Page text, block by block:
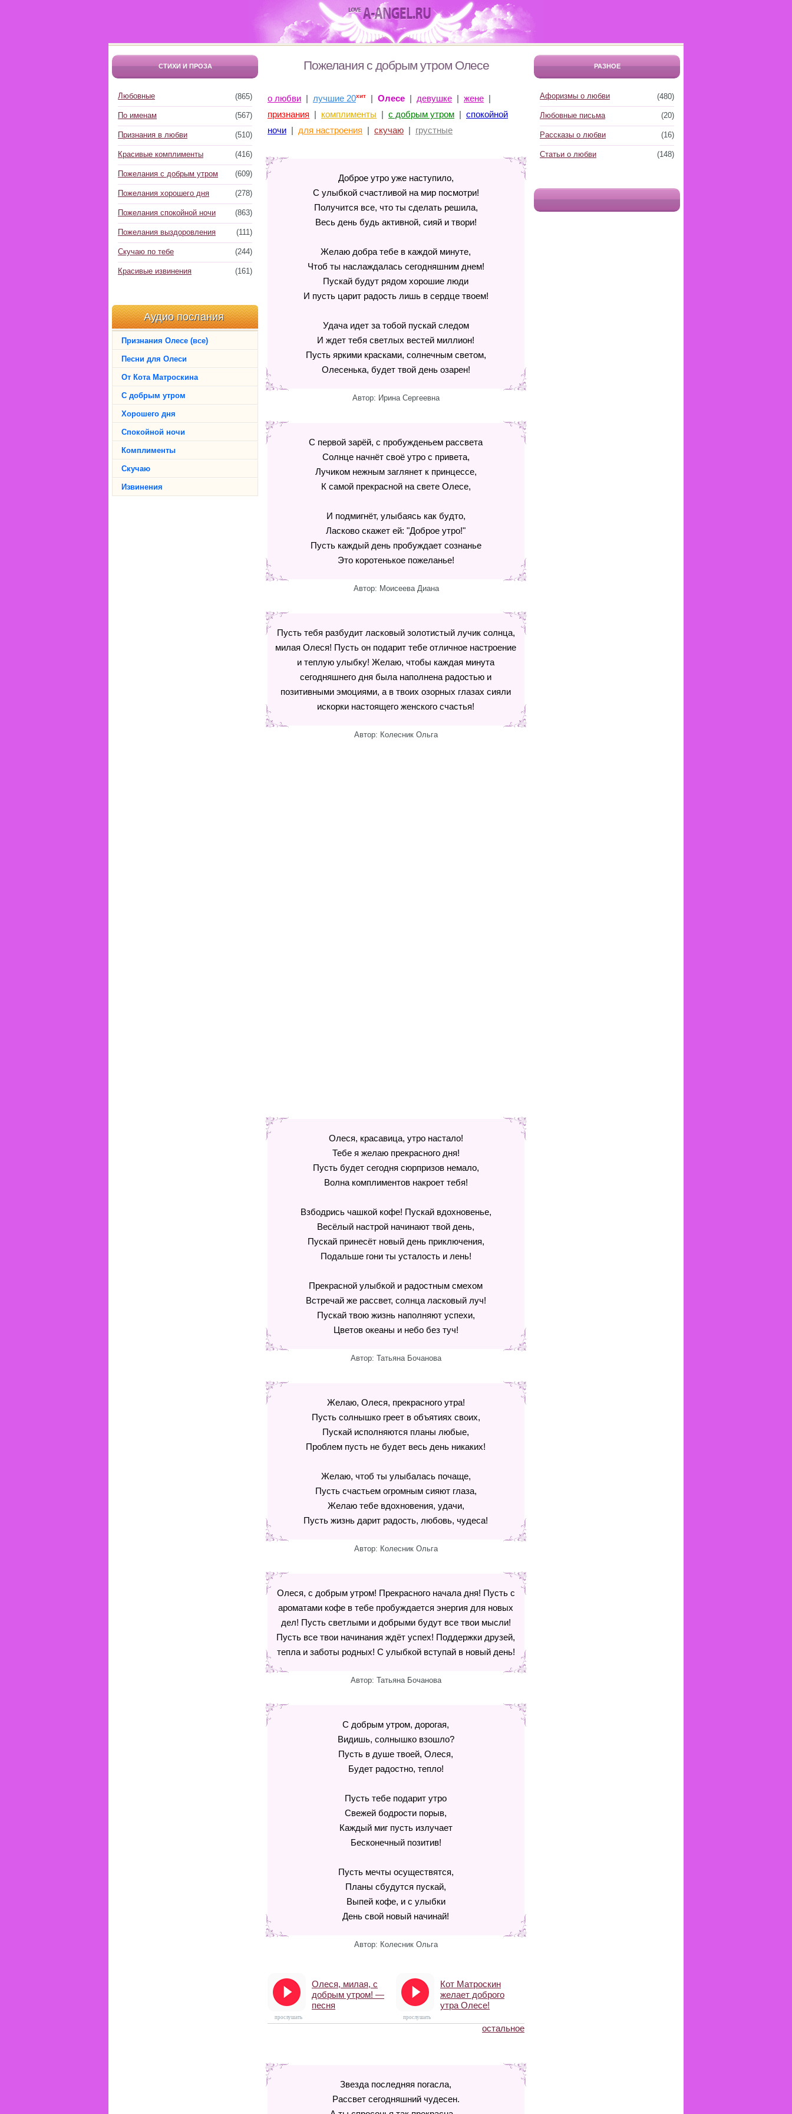
Пожелания с добрым утром Олесе
о любви | лучшие 20хит | Олесе | девушке | жене |
признания | комплименты | с добрым утром | спокойной
ночи | для настроения | скучаю | грустные
Доброе утро уже наступило,
С улыбкой счастливой на мир посмотри!
Получится все, что ты сделать решила,
Весь день будь активной, сияй и твори!
Желаю добра тебе в каждой минуте,
Чтоб ты наслаждалась сегодняшним днем!
Пускай будут рядом хорошие люди
И пусть царит радость лишь в сердце твоем!
Удача идет за тобой пускай следом
И ждет тебя светлых вестей миллион!
Пусть яркими красками, солнечным светом,
Олесенька, будет твой день озарен!
Автор: Ирина Сергеевна
С первой зарёй, с пробужденьем рассвета
Солнце начнёт своё утро с привета,
Лучиком нежным заглянет к принцессе,
К самой прекрасной на свете Олесе,
И подмигнёт, улыбаясь как будто,
Ласково скажет ей: "Доброе утро!"
Пусть каждый день пробуждает сознанье
Это коротенькое пожеланье!
Автор: Моисеева Диана
Пусть тебя разбудит ласковый золотистый лучик солнца,
милая Олеся! Пусть он подарит тебе отличное настроение
и теплую улыбку! Желаю, чтобы каждая минута
сегодняшнего дня была наполнена радостью и
позитивными эмоциями, а в твоих озорных глазах сияли
искорки настоящего женского счастья!
Автор: Колесник Ольга
Олеся, красавица, утро настало!
Тебе я желаю прекрасного дня!
Пусть будет сегодня сюрпризов немало,
Волна комплиментов накроет тебя!
Взбодрись чашкой кофе! Пускай вдохновенье,
Весёлый настрой начинают твой день,
Пускай принесёт новый день приключения,
Подальше гони ты усталость и лень!
Прекрасной улыбкой и радостным смехом
Встречай же рассвет, солнца ласковый луч!
Пускай твою жизнь наполняют успехи,
Цветов океаны и небо без туч!
Автор: Татьяна Бочанова
Желаю, Олеся, прекрасного утра!
Пусть солнышко греет в объятиях своих,
Пускай исполняются планы любые,
Проблем пусть не будет весь день никаких!
Желаю, чтоб ты улыбалась почаще,
Пусть счастьем огромным сияют глаза,
Желаю тебе вдохновения, удачи,
Пусть жизнь дарит радость, любовь, чудеса!
Автор: Колесник Ольга
Олеся, с добрым утром! Прекрасного начала дня! Пусть с
ароматами кофе в тебе пробуждается энергия для новых
дел! Пусть светлыми и добрыми будут все твои мысли!
Пусть все твои начинания ждёт успех! Поддержки друзей,
тепла и заботы родных! С улыбкой вступай в новый день!
Автор: Татьяна Бочанова
С добрым утром, дорогая,
Видишь, солнышко взошло?
Пусть в душе твоей, Олеся,
Будет радостно, тепло!
Пусть тебе подарит утро
Свежей бодрости порыв,
Каждый миг пусть излучает
Бесконечный позитив!
Пусть мечты осуществятся,
Планы сбудутся пускай,
Выпей кофе, и с улыбки
День свой новый начинай!
Автор: Колесник Ольга
Олеся, милая, с
добрым утром! —
песня
прослушать
Кот Матроскин
желает доброго
утра Олесе!
прослушать
остальное
Звезда последняя погасла,
Рассвет сегодняшний чудесен.
СТИХИ И ПРОЗА
(865)
Любовные
(567)
По именам
(510)
Признания в любви
(416)
Красивые комплименты
(609)
Пожелания с добрым утром
(278)
Пожелания хорошего дня
(863)
Пожелания спокойной ночи
(111)
Пожелания выздоровления
(244)
Скучаю по тебе
(161)
Красивые извинения
Аудио послания
Признания Олесе (все)
Песни для Олеси
От Кота Матроскина
С добрым утром
Хорошего дня
Спокойной ночи
Комплименты
Скучаю
Извинения
РАЗНОЕ
(480)
Афоризмы о любви
(20)
Любовные письма
(16)
Рассказы о любви
(148)
Статьи о любви